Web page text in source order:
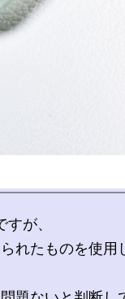
が、
れたものを使用